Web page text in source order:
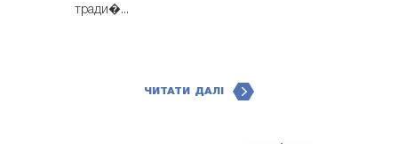
тради�...
ЧИТАТИ ДАЛІ